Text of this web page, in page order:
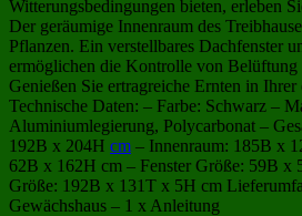
Witterungsbedingungen bieten, erleben
Der geräumige Innenraum des
Pflanzen. Ein verstellbares Dachfenster
ermöglichen die Kontrolle von
Genießen Sie ertragreiche Ernten in Ihrer
Technische Daten: – Farbe: Schwarz –
Aluminiumlegierung, Polycarbonat –
192B x 204H cm – Innenraum: 185B x
62B x 162H cm – Fenster Größe: 59B x
Größe: 192B x 131T x 5H cm
Gewächshaus – 1 x Anleitung